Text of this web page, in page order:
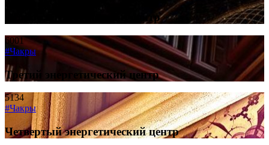
Второй энергетический центр
6001
#Чакры
Третий энергетический центр
5134
#Чакры
Четвертый энергетический центр